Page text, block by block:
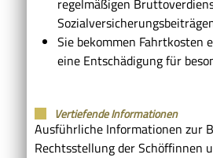
Sie bekommen Fahrtkosten
eine Entschädigung für
Vertiefende Informationen
Ausführliche Informationen zur
Rechtsstellung der Schöffinnen